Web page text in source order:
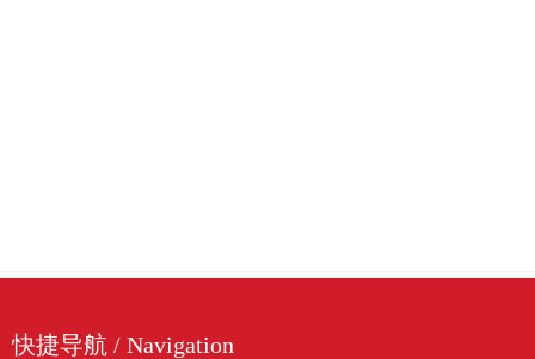
快捷导航 / Navigation